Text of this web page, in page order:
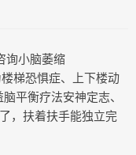
询小脑萎缩
梯恐惧症、上下楼动
平衡疗法安神定志、
，扶着扶手能独立完